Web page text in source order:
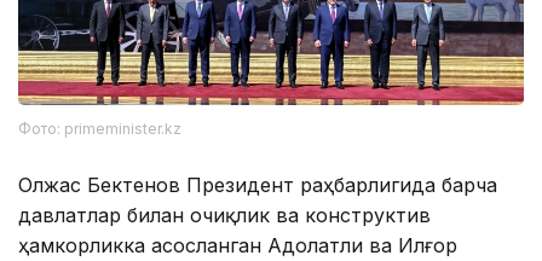
Фото: primeminister.kz
Олжас Бектенов Президент раҳбарлигида барча
давлатлар билан очиқлик ва конструктив
ҳамкорликка асосланган Адолатли ва Илғор